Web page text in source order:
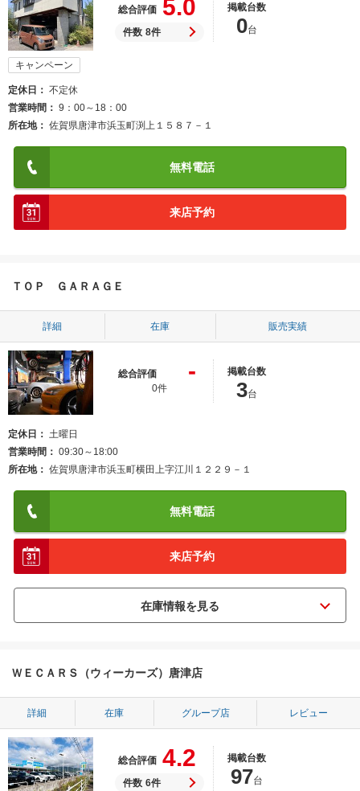
総合評価 5.0
件数 8件
掲載台数
0台
キャンペーン
定休日
不定休
営業時間
9：00～18：00
所在地
佐賀県唐津市浜玉町渕上１５８７－１
無料電話
来店予約
ＴＯＰ ＧＡＲＡＧＥ
詳細 在庫 販売実績
総合評価 -
0件
掲載台数
3台
定休日
土曜日
営業時間
09:30～18:00
所在地
佐賀県唐津市浜玉町横田上字江川１２２９－１
無料電話
来店予約
ＷＥＣＡＲＳ（ウィーカーズ）唐津店
詳細 在庫 グループ店 レビュー
総合評価 4.2
件数 6件
掲載台数
97台